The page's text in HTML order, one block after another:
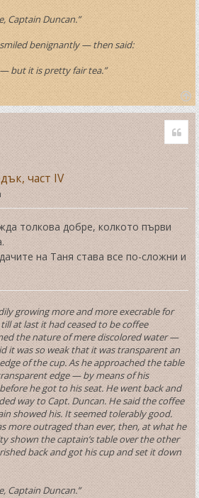
Captain Duncan.”
benignantly — then said:
but it is pretty fair tea.”
T
o
p
част IV
толкова добре, колкото първи
на Таня става все по-сложни и
growing more and more execrable for
at last it had ceased to be coffee
the nature of mere discolored water —
it was so weak that it was transparent an
of the cup. As he approached the table
edge — by means of his
he got to his seat. He went back and
way to Capt. Duncan. He said the coffee
showed his. It seemed tolerably good.
more outraged than ever, then, at what he
shown the captain’s table over the other
back and got his cup and set it down
Captain Duncan.”